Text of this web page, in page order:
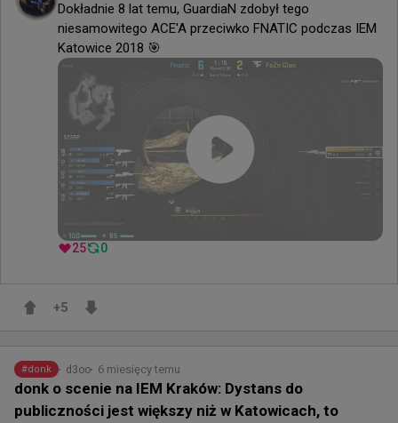
Dokładnie 8 lat temu, GuardiaN zdobył tego
niesamowitego ACE'A przeciwko FNATIC podczas IEM
Katowice 2018 🎯
25 0
+5
#donk d3oo 6 miesięcy temu
donk o scenie na IEM Kraków: Dystans do
publiczności jest większy niż w Katowicach, to